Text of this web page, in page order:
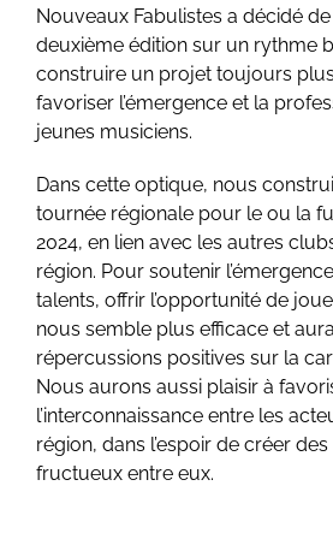
Nouveaux Fabulistes a décidé
deuxième édition sur un rythme
construire un projet toujours
favoriser l’émergence et la
jeunes musiciens.
Dans cette optique, nous
tournée régionale pour le ou la
2024, en lien avec les autres
région. Pour soutenir
talents, offrir l’opportunité de
nous semble plus efficace et
répercussions positives sur la
Nous aurons aussi plaisir à
l’interconnaissance entre les
région, dans l’espoir de créer
fructueux entre eux.